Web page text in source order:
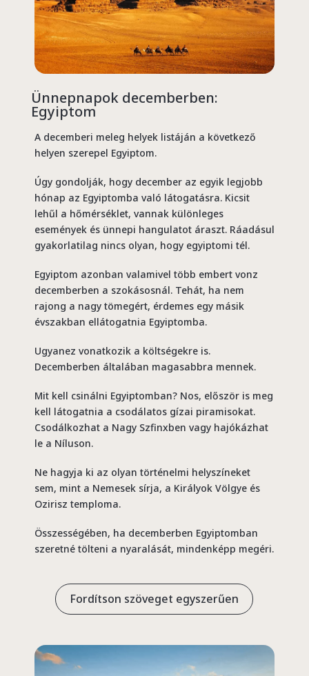
Ünnepnapok decemberben:
Egyiptom
A decemberi meleg helyek listáján a következő
helyen szerepel Egyiptom.
Úgy gondolják, hogy december az egyik legjobb
hónap az Egyiptomba való látogatásra. Kicsit
lehűl a hőmérséklet, vannak különleges
események és ünnepi hangulatot áraszt. Ráadásul
gyakorlatilag nincs olyan, hogy egyiptomi tél.
Egyiptom azonban valamivel több embert vonz
decemberben a szokásosnál. Tehát, ha nem
rajong a nagy tömegért, érdemes egy másik
évszakban ellátogatnia Egyiptomba.
Ugyanez vonatkozik a költségekre is.
Decemberben általában magasabbra mennek.
Mit kell csinálni Egyiptomban? Nos, először is meg
kell látogatnia a csodálatos gízai piramisokat.
Csodálkozhat a Nagy Szfinxben vagy hajókázhat
le a Níluson.
Ne hagyja ki az olyan történelmi helyszíneket
sem, mint a Nemesek sírja, a Királyok Völgye és
Ozirisz temploma.
Összességében, ha decemberben Egyiptomban
szeretné tölteni a nyaralását, mindenképp megéri.
Fordítson szöveget egyszerűen